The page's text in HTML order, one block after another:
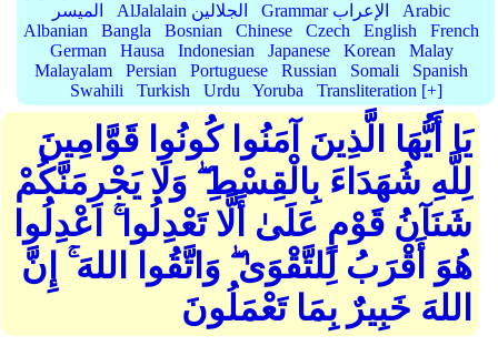
الميسر
AlJalalain الجلالين Grammar الإعراب
Arabic
Albanian
Bangla Bosnian Chinese Czech English
French
German
Hausa Indonesian Japanese Korean
Malay
Malayalam
Persian Portuguese Russian Somali
Spanish
Swahili
Turkish Urdu Yoruba Transliteration [+]
يَا أَيُّهَا الَّذِينَ آمَنُوا كُونُوا قَوَّامِينَ
لِلَّهِ شُهَدَاءَ بِالْقِسْطِ ۖ وَلَا يَجْرِمَنَّكُمْ
شَنَآنُ قَوْمٍ عَلَىٰ أَلَّا تَعْدِلُوا ۚ اعْدِلُوا
هُوَ أَقْرَبُ لِلتَّقْوَىٰ ۖ وَاتَّقُوا اللهَ ۚ إِنَّ
اللهَ خَبِيرٌ بِمَا تَعْمَلُونَ